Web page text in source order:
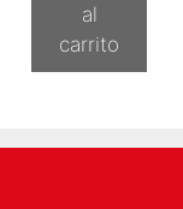
al
carrito